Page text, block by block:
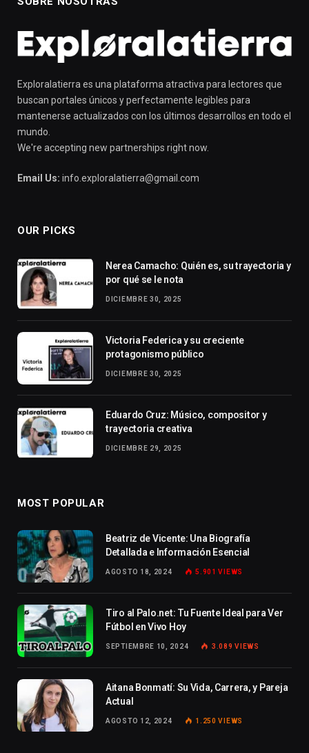
Exploralatierra es una plataforma atractiva para lectores que
buscan portales únicos y perfectamente legibles para
mantenerse actualizados con los últimos desarrollos en todo el
mundo.
We're accepting new partnerships right now.
Email Us: info.exploralatierra@gmail.com
OUR PICKS
Nerea Camacho: Quién es, su trayectoria y
por qué se le nota
DICIEMBRE 30, 2025
Victoria Federica y su creciente
protagonismo público
DICIEMBRE 30, 2025
Eduardo Cruz: Músico, compositor y
trayectoria creativa
DICIEMBRE 29, 2025
MOST POPULAR
Beatriz de Vicente: Una Biografía
Detallada e Información Esencial
AGOSTO 18, 2024 5.901VIEWS
Tiro al Palo.net: Tu Fuente Ideal para Ver
Fútbol en Vivo Hoy
SEPTIEMBRE 10, 2024 3.089VIEWS
Aitana Bonmatí: Su Vida, Carrera, y Pareja
Actual
AGOSTO 12, 2024 1.250VIEWS